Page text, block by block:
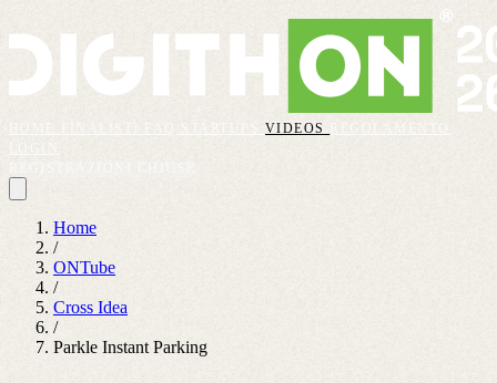
VIDEOS
REGOLAMENTO
Home
/
ONTube
/
Cross Idea
/
Parkle Instant Parking